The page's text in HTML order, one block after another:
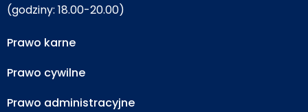
(godziny: 18.00-20.00)
Prawo karne
Prawo cywilne
Prawo administracyjne